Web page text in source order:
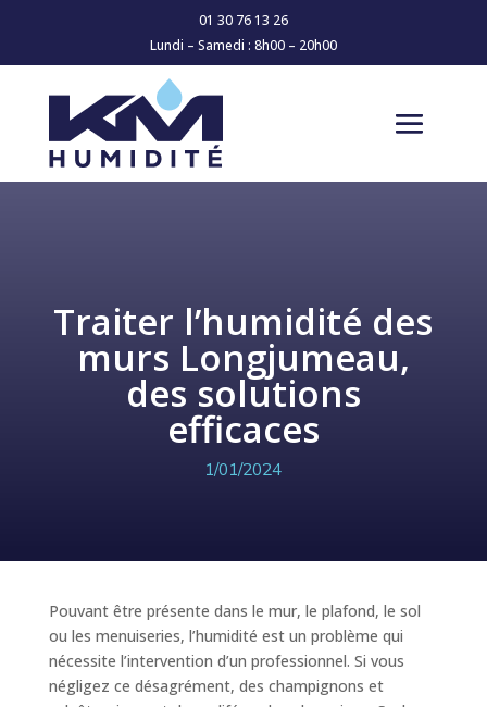
01 30 76 13 26
Lundi – Samedi : 8h00 – 20h00
Traiter l’humidité des
murs Longjumeau,
des solutions
efficaces
1/01/2024
Pouvant être présente dans le mur, le plafond, le sol
ou les menuiseries, l’humidité est un problème qui
nécessite l’intervention d’un professionnel. Si vous
négligez ce désagrément, des champignons et